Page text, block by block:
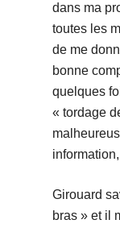
dans ma
toutes les
de me
bonne
quelques
« tordage
Girouard
bras » et il